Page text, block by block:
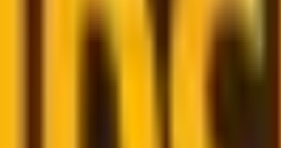
corrieri affidabili
per assisterti e aiutarti lungo tutto il
- prenota la tua spedizione rapidamente